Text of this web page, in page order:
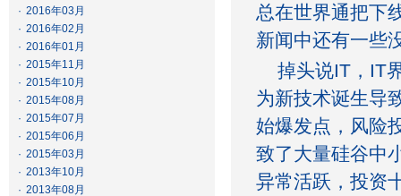
· 2016年03月
· 2016年02月
· 2016年01月
· 2015年11月
· 2015年10月
· 2015年08月
· 2015年07月
· 2015年06月
· 2015年03月
· 2013年10月
· 2013年08月
总在世界通把下
新闻中还有一些
掉头说IT，IT
为新技术诞生导
始爆发点，风险
致了大量硅谷中
异常活跃，投资